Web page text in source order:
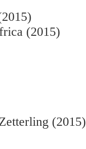
(2015)
(2015)